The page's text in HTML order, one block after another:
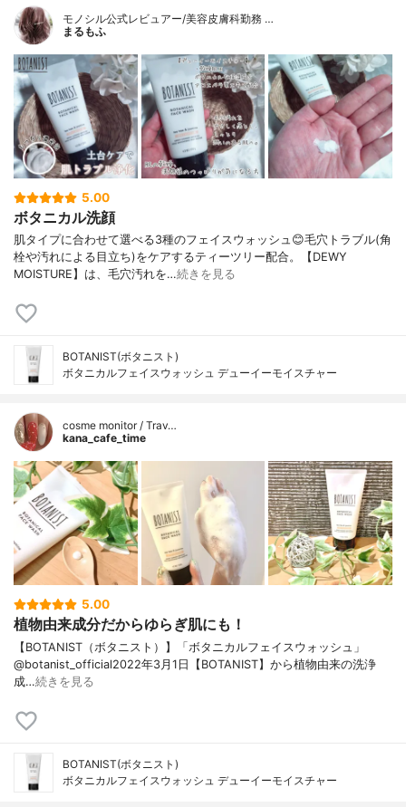
モノシル公式レビュアー/美容皮膚科勤務 …
まるもふ
5.00
ボタニカル洗顔
肌タイプに合わせて選べる3種のフェイスウォッシュ😊毛穴トラブル(角
栓や汚れによる目立ち)をケアするティーツリー配合。【DEWY
MOISTURE】は、毛穴汚れを…続きを見る
BOTANIST(ボタニスト)
ボタニカルフェイスウォッシュ デューイーモイスチャー
cosme monitor / Trav…
kana_cafe_time
5.00
植物由来成分だからゆらぎ肌にも！
【BOTANIST（ボタニスト）】「ボタニカルフェイスウォッシュ」
@botanist_official2022年3月1日【BOTANIST】から植物由来の洗浄
成…続きを見る
BOTANIST(ボタニスト)
ボタニカルフェイスウォッシュ デューイーモイスチャー